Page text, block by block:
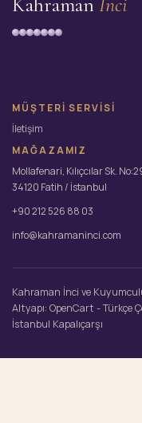
MÜŞTERI SERVISI
İletişim
MAĞAZAMIZ
Mollafenari, Kılıçcılar Sk.
34120 Fatih / İstanbul
+90 212 526 88 03
info@kahramaninci.com
Kahraman İnci ve
Altyapı: OpenCart - Türkçe
İstanbul Kapalıçarşı